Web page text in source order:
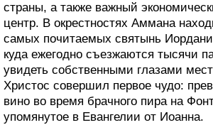
страны, а также важный
центр. В окрестностях Аммана
самых почитаемых святынь
куда ежегодно съезжаются тысячи
увидеть собственными глазами
Христос совершил первое чудо:
вино во время брачного пира на
упомянутое в Евангелии от Иоанна.